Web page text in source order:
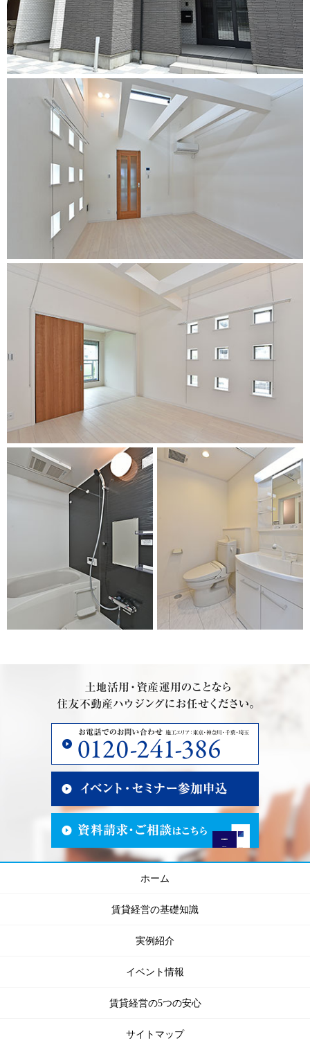
ホーム
賃貸経営の基礎知識
実例紹介
イベント情報
賃貸経営の5つの安心
サイトマップ